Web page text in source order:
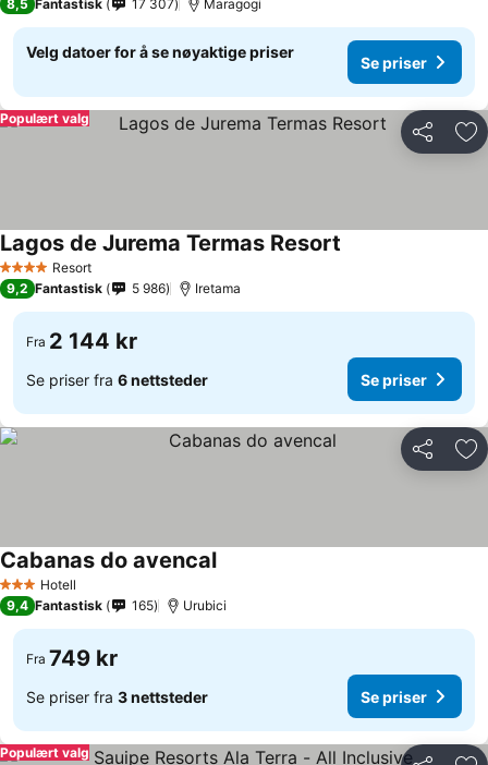
8,5 Fantastisk 17 307 Maragogi
Velg datoer for å se nøyaktige priser
Se priser
Del
Populært valg
4 StjernerResort
Lagos de Jurema Termas Resort
9,2 Fantastisk 5 986 Iretama
Fra 2 144 kr
Se priser fra 6 nettsteder Se priser
Del
3 StjernerHotell
Cabanas do avencal
9,4 Fantastisk 165 Urubici
Fra 749 kr
Se priser fra 3 nettsteder Se priser
Populært valg